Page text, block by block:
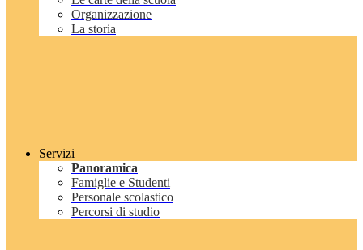
Organizzazione
La storia
Servizi
Panoramica
Famiglie e Studenti
Personale scolastico
Percorsi di studio